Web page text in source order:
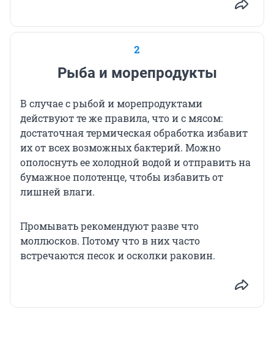
2
Рыба и морепродукты
В случае с рыбой и морепродуктами
действуют те же правила, что и с мясом:
достаточная термическая обработка избавит
их от всех возможных бактерий. Можно
ополоснуть ее холодной водой и отправить на
бумажное полотенце, чтобы избавить от
лишней влаги.
Промывать рекомендуют разве что
моллюсков. Потому что в них часто
встречаются песок и осколки раковин.